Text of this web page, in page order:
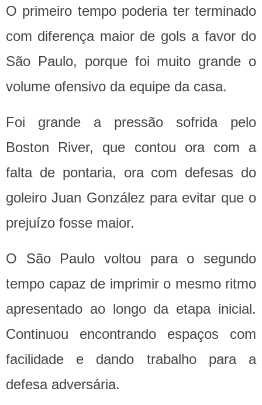
O primeiro tempo poderia ter terminado
com diferença maior de gols a favor do
São Paulo, porque foi muito grande o
volume ofensivo da equipe da casa.
Foi grande a pressão sofrida pelo
Boston River, que contou ora com a
falta de pontaria, ora com defesas do
goleiro Juan González para evitar que o
prejuízo fosse maior.
O São Paulo voltou para o segundo
tempo capaz de imprimir o mesmo ritmo
apresentado ao longo da etapa inicial.
Continuou encontrando espaços com
facilidade e dando trabalho para a
defesa adversária.